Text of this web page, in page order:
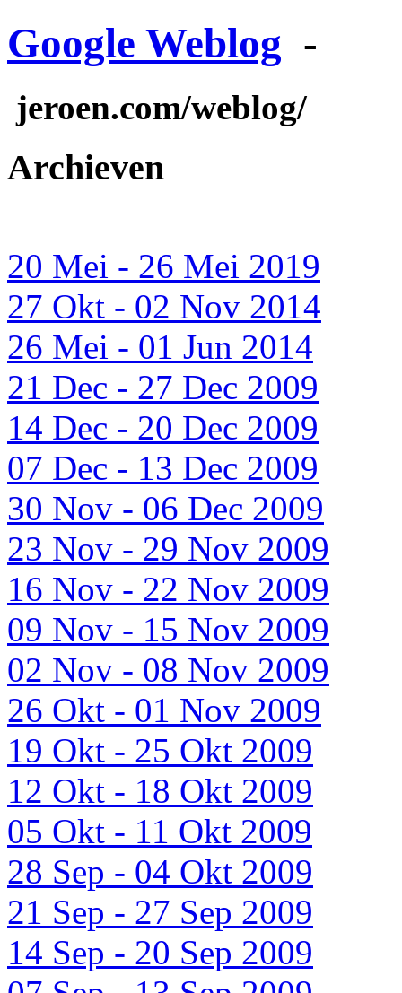
Google Weblog -
jeroen.com/weblog/
Archieven
20 Mei - 26 Mei 2019
27 Okt - 02 Nov 2014
26 Mei - 01 Jun 2014
21 Dec - 27 Dec 2009
14 Dec - 20 Dec 2009
07 Dec - 13 Dec 2009
30 Nov - 06 Dec 2009
23 Nov - 29 Nov 2009
16 Nov - 22 Nov 2009
09 Nov - 15 Nov 2009
02 Nov - 08 Nov 2009
26 Okt - 01 Nov 2009
19 Okt - 25 Okt 2009
12 Okt - 18 Okt 2009
05 Okt - 11 Okt 2009
28 Sep - 04 Okt 2009
21 Sep - 27 Sep 2009
14 Sep - 20 Sep 2009